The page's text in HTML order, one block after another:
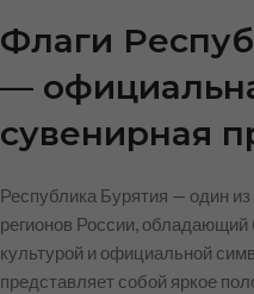
Флаги
—
сувенирная
Республика Бурятия — один
регионов России, обладающий
культурой и официальной
представляет собой яркое